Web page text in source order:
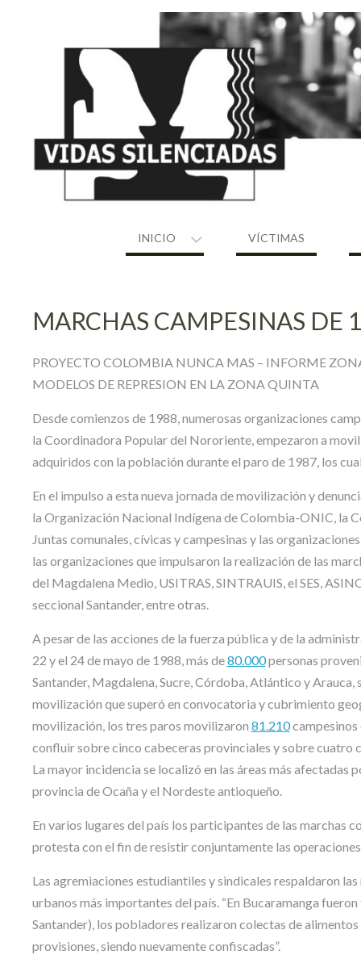
INICIO VÍCTIMAS
MARCHAS CAMPESINAS DE
PROYECTO COLOMBIA NUNCA MAS – INFORME
MODELOS DE REPRESION EN LA ZONA QUINTA
Desde comienzos de 1988, numerosas organizaciones
la Coordinadora Popular del Nororiente, empezaron a
adquiridos con la población durante el paro de 1987, los
En el impulso a esta nueva jornada de movilización y
la Organización Nacional Indígena de Colombia-ONIC, la
Juntas comunales, cívicas y campesinas y las
las organizaciones que impulsaron la realización de las
del Magdalena Medio, USITRAS, SINTRAUIS, el SES,
seccional Santander, entre otras.
A pesar de las acciones de la fuerza pública y de la
22 y el 24 de mayo de 1988, más de80.000personas
Santander, Magdalena, Sucre, Córdoba, Atlántico y
movilización que superó en convocatoria y cubrimiento
movilización, los tres paros movilizaron 81.210campesinos
confluir sobre cinco cabeceras provinciales y sobre cuatro
La mayor incidencia se localizó en las áreas más
provincia de Ocaña y el Nordeste antioqueño.
En varios lugares del país los participantes de las marchas
protesta con el fin de resistir conjuntamente las
Las agremiaciones estudiantiles y sindicales respaldaron
urbanos más importantes del país. “En Bucaramanga
Santander), los pobladores realizaron colectas de
provisiones, siendo nuevamente confiscadas”.